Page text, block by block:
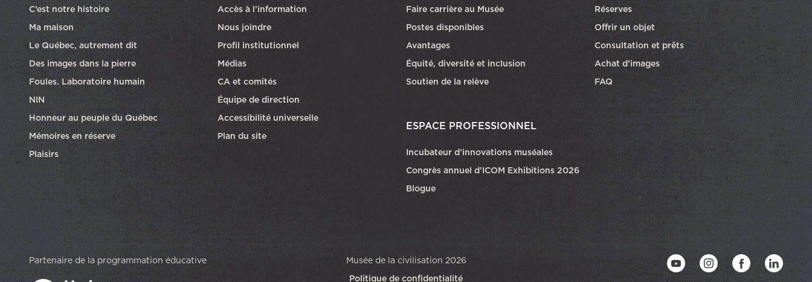
C’est notre histoire
Ma maison
Le Québec, autrement dit
Des images dans la pierre
Foules. Laboratoire humain
NIN
Honneur au peuple du Québec
Mémoires en réserve
Plaisirs
Accès à l’information
Nous joindre
Profil institutionnel
Médias
CA et comités
Équipe de direction
Accessibilité universelle
Plan du site
Faire carrière au Musée
Postes disponiblesCe lien ouvrira dans une autre fenêtre
Avantages
Équité, diversité et inclusion
Soutien de la relève
ESPACE PROFESSIONNEL
Incubateur d’innovations muséales
Congrès annuel d’ICOM Exhibitions 2026
Blogue
Réserves
Offrir un objet
Consultation et prêts
Achat d’images
FAQ
Partenaire de la programmation éducative
Musée de la civilisation 2026
Politique de confidentialité